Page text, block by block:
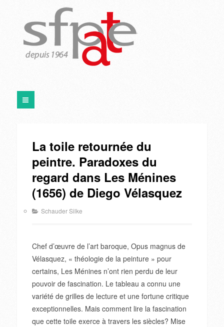
La toile retournée du
peintre. Paradoxes du
regard dans Les Ménines
(1656) de Diego Vélasquez
Schauder Silke
Chef d’œuvre de l’art baroque, Opus magnus de
Vélasquez, « théologie de la peinture » pour
certains, Les Ménines n’ont rien perdu de leur
pouvoir de fascination. Le tableau a connu une
variété de grilles de lecture et une fortune critique
exceptionnelles. Mais comment lire la fascination
que cette toile exerce à travers les siècles? Mise